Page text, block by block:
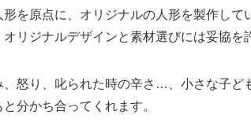
を原点に、オリジナルの人形を製作して
リジナルデザインと素材選びには妥協を
怒り、叱られた時の辛さ…、小さな子ど
分かち合ってくれます。